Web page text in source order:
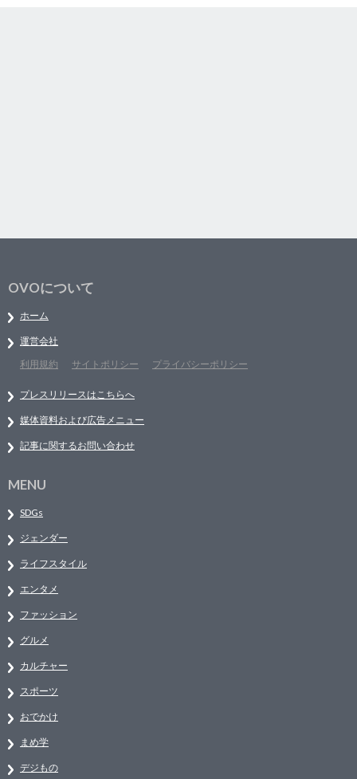
OVOについて
ホーム
運営会社
利用規約
サイトポリシー プライバシーポリシー
プレスリリースはこちらへ
媒体資料および広告メニュー
記事に関するお問い合わせ
MENU
SDGs
ジェンダー
ライフスタイル
エンタメ
ファッション
グルメ
カルチャー
スポーツ
おでかけ
まめ学
デジもの